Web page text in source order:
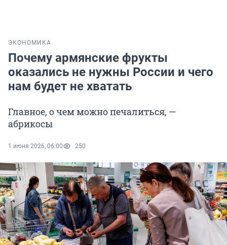
ЭКОНОМИКА
Почему армянские фрукты
оказались не нужны России и чего
нам будет не хватать
Главное, о чем можно печалиться, —
абрикосы
1 июня 2026, 06:00 250